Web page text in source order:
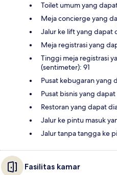
Toilet umum yang
Meja concierge yang
Jalur ke lift yang dapat
Meja registrasi yang
Tinggi meja registrasi
(sentimeter): 91
Pusat kebugaran yang
Pusat bisnis yang
Restoran yang dapat
Jalur ke pintu masuk
Jalur tanpa tangga ke
Fasilitas kamar